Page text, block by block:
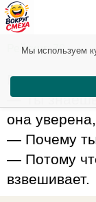
Рейтинг: 70
— Ты
она
— Почему
— Потому
взвешивает.
Мы используем